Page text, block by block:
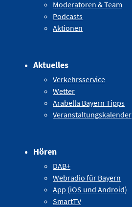
Moderatoren & Team
Podcasts
Aktionen
Aktuelles
Verkehrsservice
Wetter
Arabella Bayern Tipps
Veranstaltungskalender
Hören
DAB+
Webradio für Bayern
App (iOS und Android)
SmartTV